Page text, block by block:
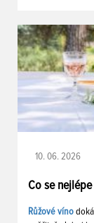
10. 06. 2026
Co se
Růžové víno